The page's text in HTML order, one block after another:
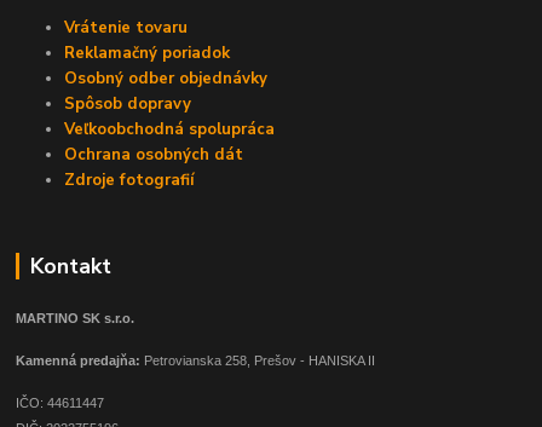
Vrátenie tovaru
Reklamačný poriadok
Osobný odber objednávky
Spôsob dopravy
Veľkoobchodná spolupráca
Ochrana osobných dát
Zdroje fotografií
Kontakt
MARTINO SK s.r.o.
Kamenná predajňa: Petrovianska 258, Prešov - HANISKA II
IČO: 44611447